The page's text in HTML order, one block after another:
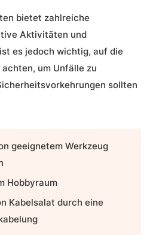
bietet zahlreiche
Aktivitäten und
es jedoch wichtig, auf die
um Unfälle zu
sollten
geeignetem Werkzeug
Hobbyraum
Kabelsalat durch eine